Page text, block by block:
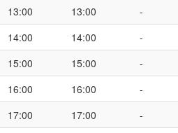
13:00 13:00 -
14:00 14:00 -
15:00 15:00 -
16:00 16:00 -
17:00 17:00 -